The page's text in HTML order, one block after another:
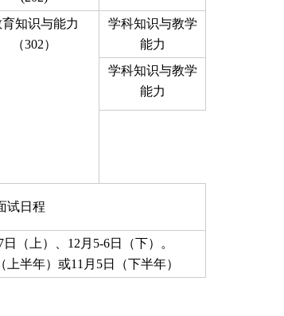
知识与能力
（302）
学科知识与教学
能力
学科知识与教学
能力
试日程
（上）、12月5-6日（下）。
半年）或11月5日（下半年）